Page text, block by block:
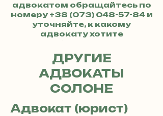
адвокатом обращайтесь по
номеру +38 (073) 048-57-84и
уточняйте, к какому
адвокату хотите
ДРУГИЕ
АДВОКАТЫ
СОЛОНЕ
Адвокат (юрист)